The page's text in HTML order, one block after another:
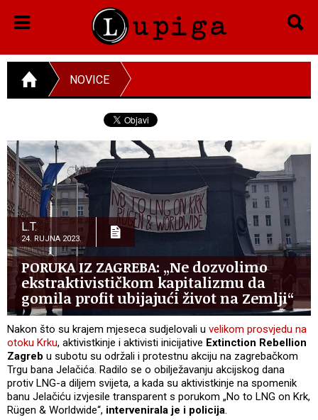
NOVICE
L.T.
24. RUJNA 2023.
PORUKA IZ ZAGREBA: „Ne dozvolimo
ekstraktivističkom kapitalizmu da
gomila profit ubijajući život na Zemlji“
Nakon što su krajem mjeseca sudjelovali u velikom prosvjedu na
otoku Krku, aktivistkinje i aktivisti inicijative Extinction Rebellion
Zagreb u subotu su održali i protestnu akciju na zagrebačkom
Trgu bana Jelačića. Radilo se o obilježavanju akcijskog dana
protiv LNG-a diljem svijeta, a kada su aktivistkinje na spomenik
banu Jelačiću izvjesile transparent s porukom „No to LNG on Krk,
Rügen & Worldwide“, intervenirala je i policija.